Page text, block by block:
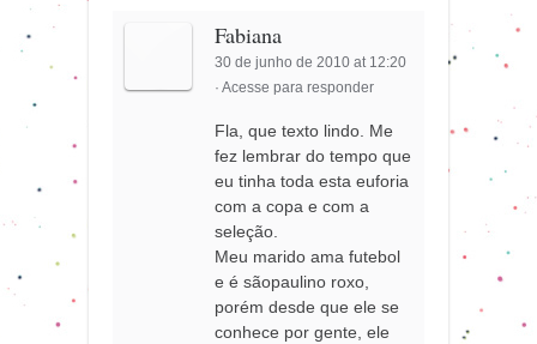
Fabiana
30 de junho de 2010 at 12:20
·Acesse para responder
Fla, que texto lindo. Me
fez lembrar do tempo que
eu tinha toda esta euforia
com a copa e com a
seleção.
Meu marido ama futebol
e é sãopaulino roxo,
porém desde que ele se
conhece por gente, ele